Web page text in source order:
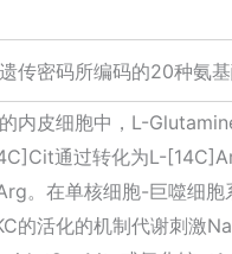
传密码所编码的20种氨基
内皮细胞中，L-
通过转化为L-
。在单核细胞-巨噬细
的活化的机制代谢刺激Na